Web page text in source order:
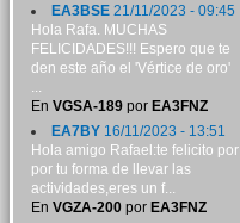
EA3BSE21/11/2023 - 09:45
Hola Rafa. MUCHAS
FELICIDADES!!! Espero que te
den este año el 'Vértice de oro'
...
En VGSA-189por EA3FNZ
EA7BY16/11/2023 - 13:51
Hola amigo Rafael:te felicito por
por tu forma de llevar las
actividades,eres un f...
En VGZA-200por EA3FNZ